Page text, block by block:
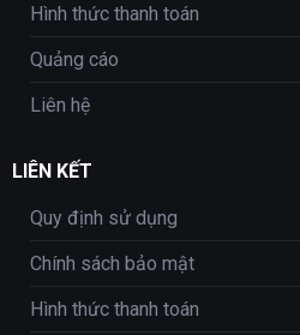
Hình thức thanh toán
Quảng cáo
Liên hệ
LIÊN KẾT
Quy định sử dụng
Chính sách bảo mật
Hình thức thanh toán